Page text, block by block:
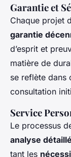
Garantie et
Chaque projet
garantie
d’esprit et
matière de
se reflète dans
consultation
Service
Le processus
analyse
tant les